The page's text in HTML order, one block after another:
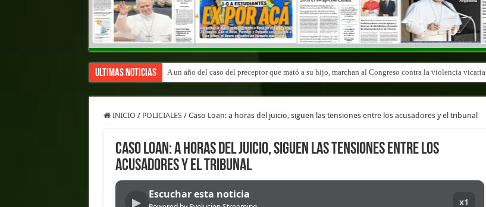
Ultimas Noticias A un año del caso del preceptor que mató a su hijo, marchan al Congreso contra la violencia vicaria
INICIO / POLICIALES / Caso Loan: a horas del juicio, siguen las tensiones entre los acusadores y el tribunal
Caso Loan: a horas del juicio, siguen las tensiones entre los
acusadores y el tribunal
▶
Escuchar esta noticia
x1